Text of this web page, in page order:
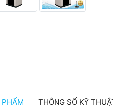
PHẨM THÔNG SỐ KỸ